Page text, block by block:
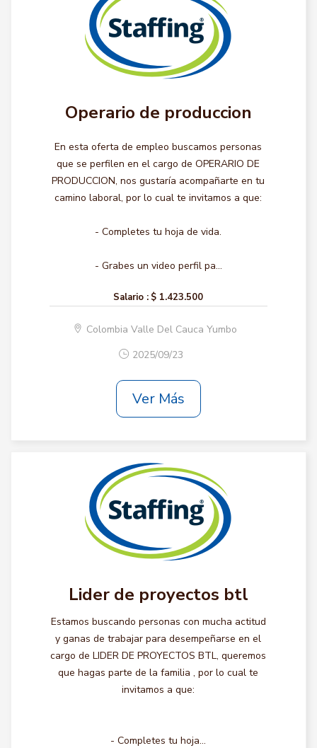
Operario de produccion
En esta oferta de empleo buscamos personas
que se perfilen en el cargo de OPERARIO DE
PRODUCCION, nos gustaría acompañarte en tu
camino laboral, por lo cual te invitamos a que:
- Completes tu hoja de vida.
- Grabes un video perfil pa...
Salario : $ 1.423.500
Colombia Valle Del Cauca Yumbo
2025/09/23
Ver Más
Lider de proyectos btl
Estamos buscando personas con mucha actitud
y ganas de trabajar para desempeñarse en el
cargo de LIDER DE PROYECTOS BTL, queremos
que hagas parte de la familia , por lo cual te
invitamos a que:
- Completes tu hoja...